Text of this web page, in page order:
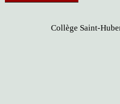
Collège Saint-